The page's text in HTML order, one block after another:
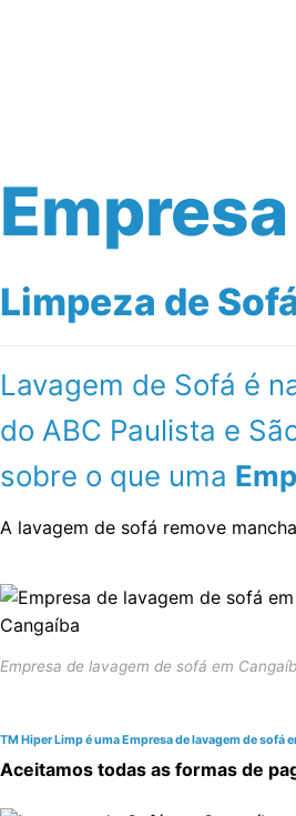
Limpeza de
Lavagem de Sofá é
do ABC Paulista e
sobre o que uma
A lavagem de sofá remove
Empresa de lavagem de sofá em
TM Hiper Limp é uma Empresa de lavagem de sofá
Aceitamos todas as formas de